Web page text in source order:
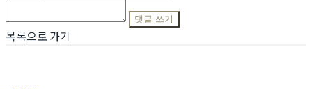
댓글 쓰기
목록으로 가기